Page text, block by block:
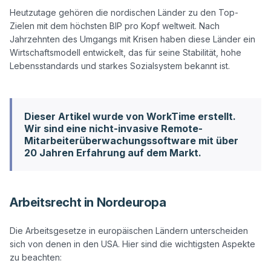
Heutzutage gehören die nordischen Länder zu den Top-
Zielen mit dem höchsten BIP pro Kopf weltweit. Nach
Jahrzehnten des Umgangs mit Krisen haben diese Länder ein
Wirtschaftsmodell entwickelt, das für seine Stabilität, hohe
Lebensstandards und starkes Sozialsystem bekannt ist.
Dieser Artikel wurde von WorkTime erstellt.
Wir sind eine nicht-invasive Remote-
Mitarbeiterüberwachungssoftware mit über
20 Jahren Erfahrung auf dem Markt.
Arbeitsrecht in Nordeuropa
Die Arbeitsgesetze in europäischen Ländern unterscheiden
sich von denen in den USA. Hier sind die wichtigsten Aspekte
zu beachten: